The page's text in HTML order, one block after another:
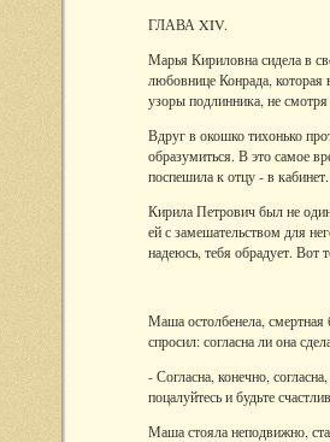
ГЛАВА XIV.
Марья Кириловна сидела в
любовнице Конрада,
узоры подлинника, не
Вдруг в окошко тихонько
образумиться. В это самое
поспешила к отцу - в кабинет.
Кирила Петрович был не
ей с замешательством для
надеюсь, тебя обрадует. Вот
Маша остолбенела,
спросил: согласна ли она
- Согласна, конечно,
поцалуйтесь и будьте
Маша стояла неподвижно,